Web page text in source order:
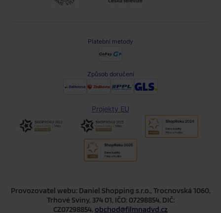
Platební metody
Způsob doručení
Projekty EU
Provozovatel webu: Daniel Shopping s.r.o., Trocnovská 1060,
Trhové Sviny, 374 01, IČO: 07298854, DIČ:
CZ07298854, obchod@filmnadvd.cz